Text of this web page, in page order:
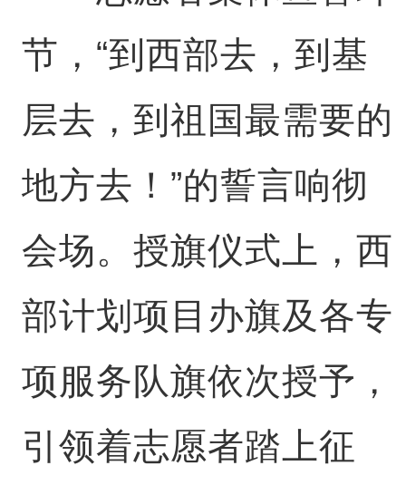
节，“到西部去，到基
层去，到祖国最需要的
地方去！”的誓言响彻
会场。授旗仪式上，西
部计划项目办旗及各专
项服务队旗依次授予，
引领着志愿者踏上征